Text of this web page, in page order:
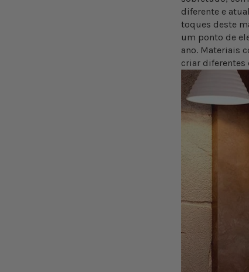
diferente e
toques deste
um ponto de
ano. Materiais
criar diferentes